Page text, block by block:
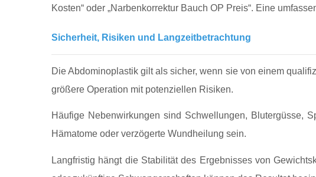
Kosten“ oder „Narbenkorrektur Bauch OP Preis“. Eine
Sicherheit, Risiken und Langzeitbetrachtung
Die Abdominoplastik gilt als sicher, wenn sie von einem
größere Operation mit potenziellen Risiken.
Häufige Nebenwirkungen sind Schwellungen, Blutergüsse,
Hämatome oder verzögerte Wundheilung sein.
Langfristig hängt die Stabilität des Ergebnisses von